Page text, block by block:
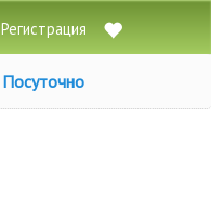
Регистрация
Посуточно